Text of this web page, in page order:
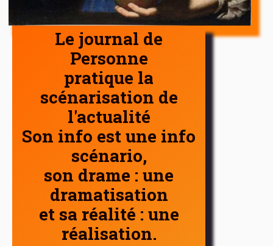
Le journal de
Personne
pratique la
scénarisation de
l'actualité
Son info est une info
scénario,
son drame : une
dramatisation
et sa réalité : une
réalisation.